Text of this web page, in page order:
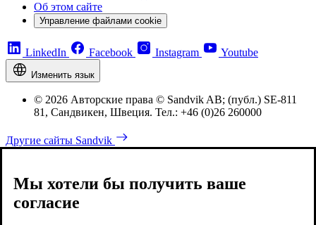
Об этом сайте
Управление файлами cookie
LinkedIn Facebook Instagram Youtube
Изменить язык
© 2026 Авторские права © Sandvik AB; (публ.) SE-811
81, Сандвикен, Швеция. Тел.: +46 (0)26 260000
Другие сайты Sandvik
Мы хотели бы получить ваше
согласие